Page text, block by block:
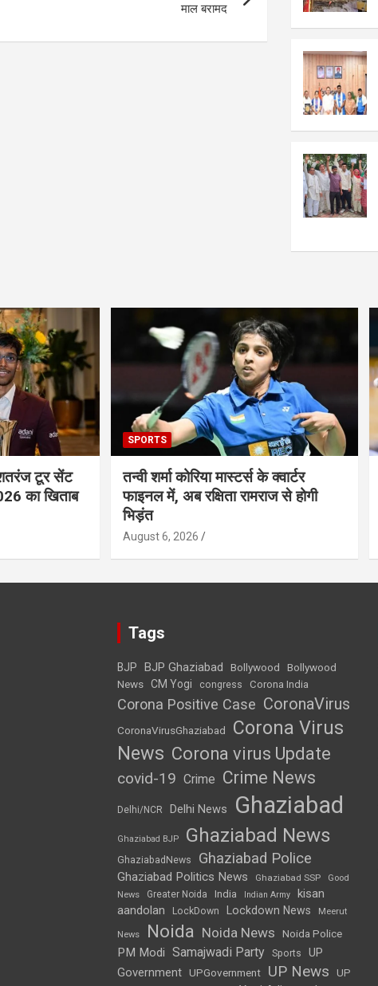
माल बरामद
शतरंज टूर सेंट
का खिताब
SPORTS
तन्वी शर्मा कोरिया मास्टर्स के क्वार्टर
फाइनल में, अब रक्षिता रामराज से होगी
भिड़ंत
August 6, 2026
Tags
BJP BJP Ghaziabad Bollywood
Bollywood
News CM Yogi congress Corona India
Corona Positive Case CoronaVirus
CoronaVirusGhaziabad
Corona Virus
News Corona virus Update
covid-19 Crime Crime News
Delhi/NCR Delhi News Ghaziabad
Ghaziabad BJP Ghaziabad News
GhaziabadNews Ghaziabad Police
Ghaziabad Politics News Ghaziabad SSP
Good
News
Greater Noida India Indian Army
kisan
aandolan
LockDown Lockdown News Meerut
News Noida Noida News Noida Police
PM Modi Samajwadi Party Sports
UP
Government UPGovernment UP News
UP